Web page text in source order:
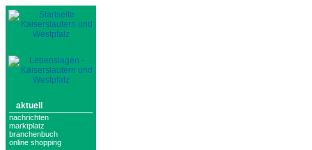
aktuell
nachrichten
marktplatz
branchenbuch
online shopping